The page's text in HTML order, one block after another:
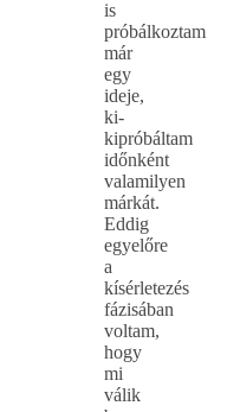
is
próbálkoztam
már
egy
ideje,
ki-
kipróbáltam
időnként
valamilyen
márkát.
Eddig
egyelőre
a
kísérletezés
fázisában
voltam,
hogy
mi
válik